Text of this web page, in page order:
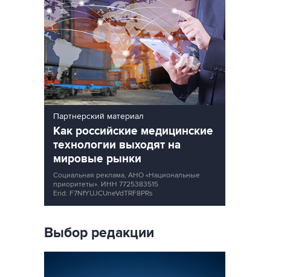
Партнерский материал
Как российские медицинские
технологии выходят на
мировые рынки
Социальная реклама, АНО «Национальные
приоритеты». ИНН 7725383515
Erid: F7NfYUJCUneVdTRF8PRs
Выбор редакции